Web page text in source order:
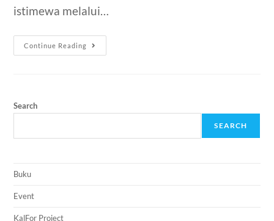
istimewa melalui…
Continue Reading
Search
SEARCH
Buku
Event
KalFor Project